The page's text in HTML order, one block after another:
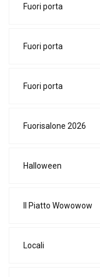
Fuori porta
Fuori porta
Fuori porta
Fuorisalone 2026
Halloween
Il Piatto Wowowow
Locali